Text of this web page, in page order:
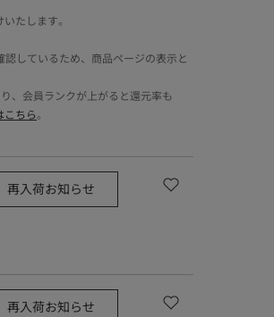
たします。
しているため、商品ページの表示と
、会員ランクが上がると還元率も
こちら。
再入荷お知らせ
再入荷お知らせ